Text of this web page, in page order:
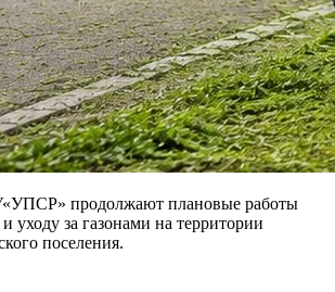
продолжают плановые работы
уходу за газонами на территории
поселения.